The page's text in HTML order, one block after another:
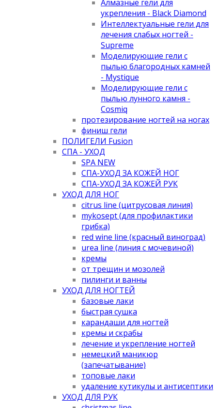
Алмазные гели для
укрепления - Black Diamond
Интеллектуальные гели для
лечения слабых ногтей -
Supreme
Моделирующие гели с
пылью благородных камней
- Mystique
Моделирующие гели с
пылью лунного камня -
Cosmiq
протезирование ногтей на ногах
финиш гели
ПОЛИГЕЛИ Fusion
СПА - УХОД
SPA NEW
СПА-УХОД ЗА КОЖЕЙ НОГ
СПА-УХОД ЗА КОЖЕЙ РУК
УХОД ДЛЯ НОГ
citrus line (цитрусовая линия)
mykosept (для профилактики
грибка)
red wine line (красный виноград)
urea line (линия с мочевиной)
кремы
от трещин и мозолей
пилинги и ванны
УХОД ДЛЯ НОГТЕЙ
базовые лаки
быстрая сушка
карандаши для ногтей
кремы и скрабы
лечение и укрепление ногтей
немецкий маникюр
(запечатывание)
топовые лаки
удаление кутикулы и антисептики
УХОД ДЛЯ РУК